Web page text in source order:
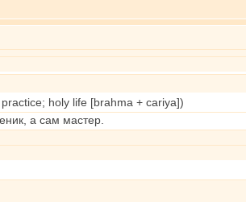
holy life [brahma + cariya])
а сам мастер.